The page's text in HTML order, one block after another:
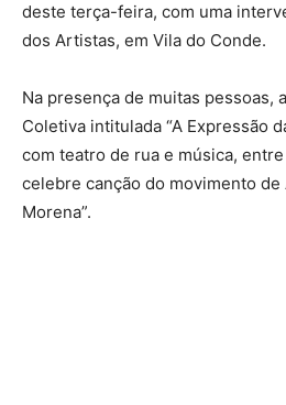
deste terça-feira, com uma
dos Artistas, em Vila do Conde.
Na presença de muitas pessoas,
Coletiva intitulada “A Expressão
com teatro de rua e música,
celebre canção do movimento de
Morena”.